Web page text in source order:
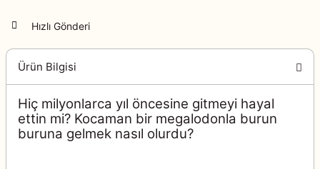
Hızlı Gönderi
Ürün Bilgisi
Hiç milyonlarca yıl öncesine gitmeyi hayal
ettin mi? Kocaman bir megalodonla burun
buruna gelmek nasıl olurdu?